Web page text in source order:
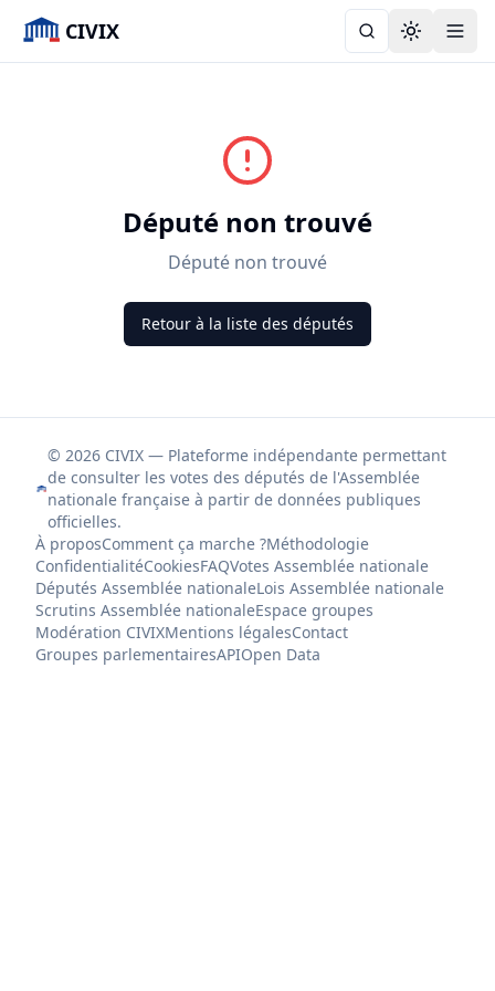
CIVIX Toggle
Député non trouvé
Député non trouvé
Retour à la liste des députés
© 2026 CIVIX — Plateforme indépendante permettant
de consulter les votes des députés de l'Assemblée
nationale française à partir de données publiques
officielles.
À proposComment ça marche ?Méthodologie
ConfidentialitéCookiesFAQVotes Assemblée nationale
Députés Assemblée nationaleLois Assemblée nationale
Scrutins Assemblée nationaleEspace groupes
Modération CIVIXMentions légalesContact
Groupes parlementairesAPIOpen Data